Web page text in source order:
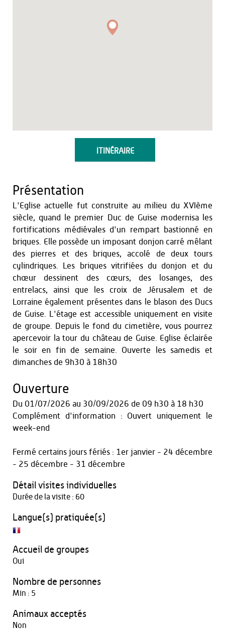
ITINÉRAIRE
Présentation
L'Eglise actuelle fut construite au milieu du XVIème
siècle, quand le premier Duc de Guise modernisa les
fortifications médiévales d'un rempart bastionné en
briques. Elle possède un imposant donjon carré mêlant
des pierres et des briques, accolé de deux tours
cylindriques. Les briques vitrifiées du donjon et du
chœur dessinent des cœurs, des losanges, des
entrelacs, ainsi que les croix de Jérusalem et de
Lorraine également présentes dans le blason des Ducs
de Guise. L'étage est accessible uniquement en visite
de groupe. Depuis le fond du cimetière, vous pourrez
apercevoir la tour du château de Guise. Eglise éclairée
le soir en fin de semaine. Ouverte les samedis et
dimanches de 9h30 à 18h30
Ouverture
Du 01/07/2026 au 30/09/2026 de 09 h30 à 18 h30
Complément d'information : Ouvert uniquement le
week-end
Fermé certains jours fériés : 1er janvier - 24 décembre
- 25 décembre - 31 décembre
Détail visites individuelles
Durée de la visite : 60
Langue(s) pratiquée(s)
Accueil de groupes
Oui
Nombre de personnes
Min : 5
Animaux acceptés
Non